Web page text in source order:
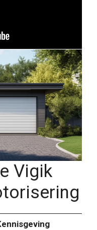
Vigik